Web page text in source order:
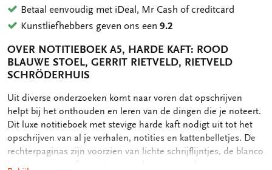
Betaal eenvoudig met iDeal, Mr Cash of creditcard
Kunstliefhebbers geven ons een9.2
OVER NOTITIEBOEK A5, HARDE KAFT: ROOD
BLAUWE STOEL, GERRIT RIETVELD, RIETVELD
SCHRÖDERHUIS
OMSCHRIJVING
Uit diverse onderzoeken komt naar voren dat opschrijven
helpt bij het onthouden en leren van de dingen die je noteert.
Dit luxe notitieboek met stevige harde kaft nodigt uit tot het
opschrijven van al je verhalen, notities en kattenbelletjes. De
rechterpaginas zijn voorzien van lichte schrijflijntjes, de blanco